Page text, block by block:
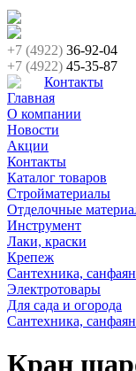
+7 (4922) 36-92-04
+7 (4922) 45-35-87
Контакты
Главная
О компании
Новости
Акции
Контакты
Каталог товаров
Стройматериалы
Отделочные
Инструмент
Лаки, краски
Крепеж
Сантехника,
Электротовары
Для сада и огорода
Сантехника,
Кран